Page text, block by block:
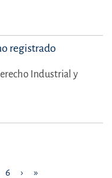
registrado
Industrial y
6 › »